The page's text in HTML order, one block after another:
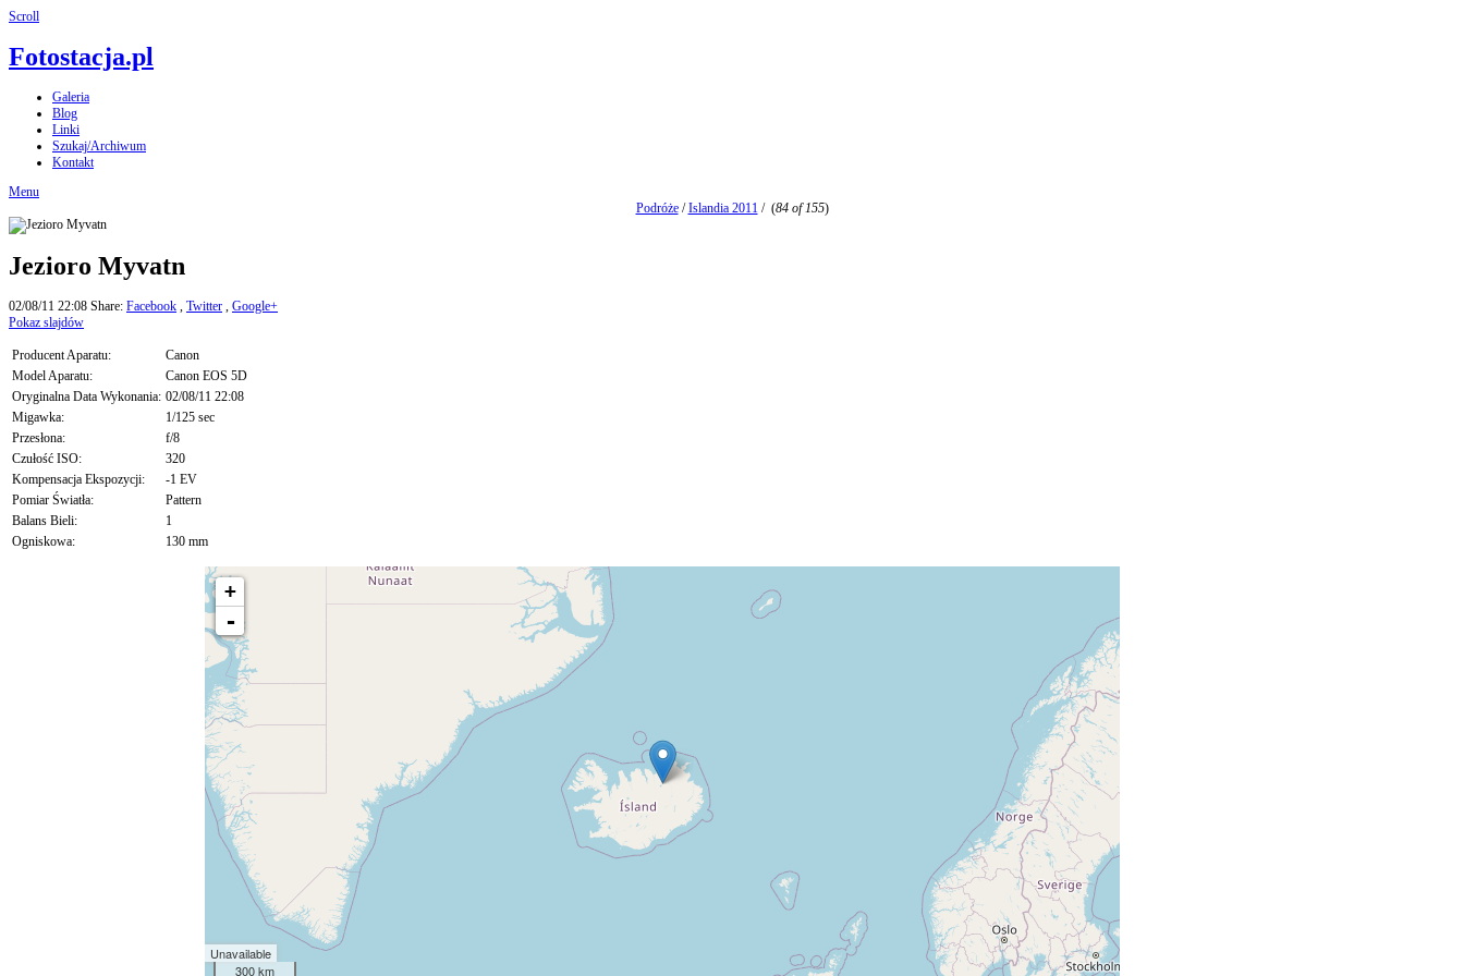
Scroll
Fotostacja.pl
Galeria
Blog
Linki
Szukaj/Archiwum
Kontakt
Menu
Podróże/Islandia 2011/ (84 of 155)
Jezioro Myvatn
02/08/11 22:08 Share: Facebook , Twitter , Google+
Pokaz slajdów
Producent Aparatu:
Canon
Model Aparatu:
Canon EOS 5D
Oryginalna Data Wykonania: 02/08/11 22:08
Migawka:
1/125 sec
Przesłona:
f/8
Czułość ISO:
320
Kompensacja Ekspozycji:
-1 EV
Pomiar Światła:
Pattern
Balans Bieli:
1
Ogniskowa:
130 mm
+
-
Unavailable
300 km